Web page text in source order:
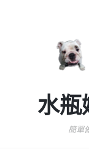
水瓶
簡單